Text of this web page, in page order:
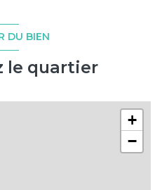
DU BIEN
le quartier
+
−